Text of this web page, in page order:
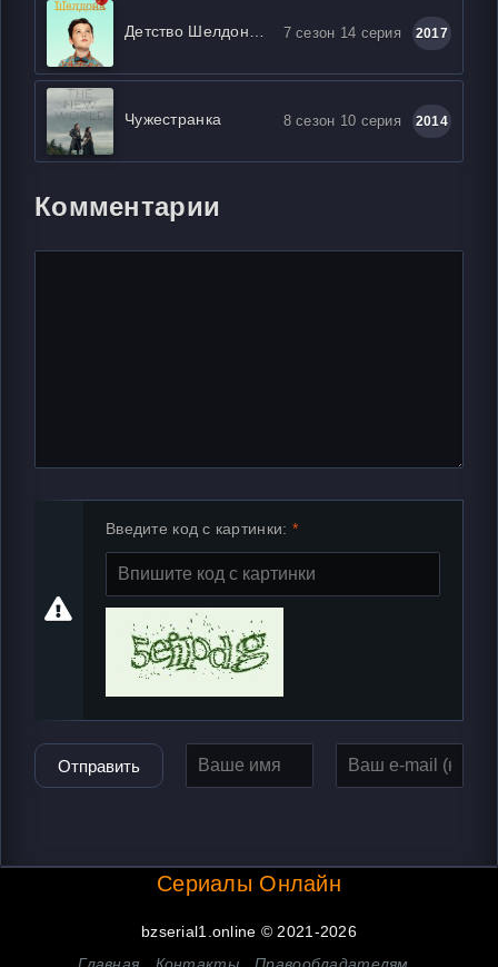
7 сезон 14 серия 2017
Чужестранка 8 сезон 10 серия 2014
Комментарии
Введите код с картинки:
Отправить
Сериалы Онлайн
bzserial1.online © 2021-2026